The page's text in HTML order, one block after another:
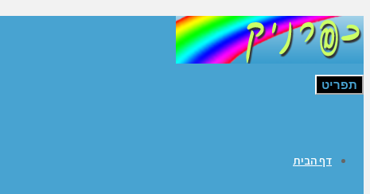
תפריט
דף הבית